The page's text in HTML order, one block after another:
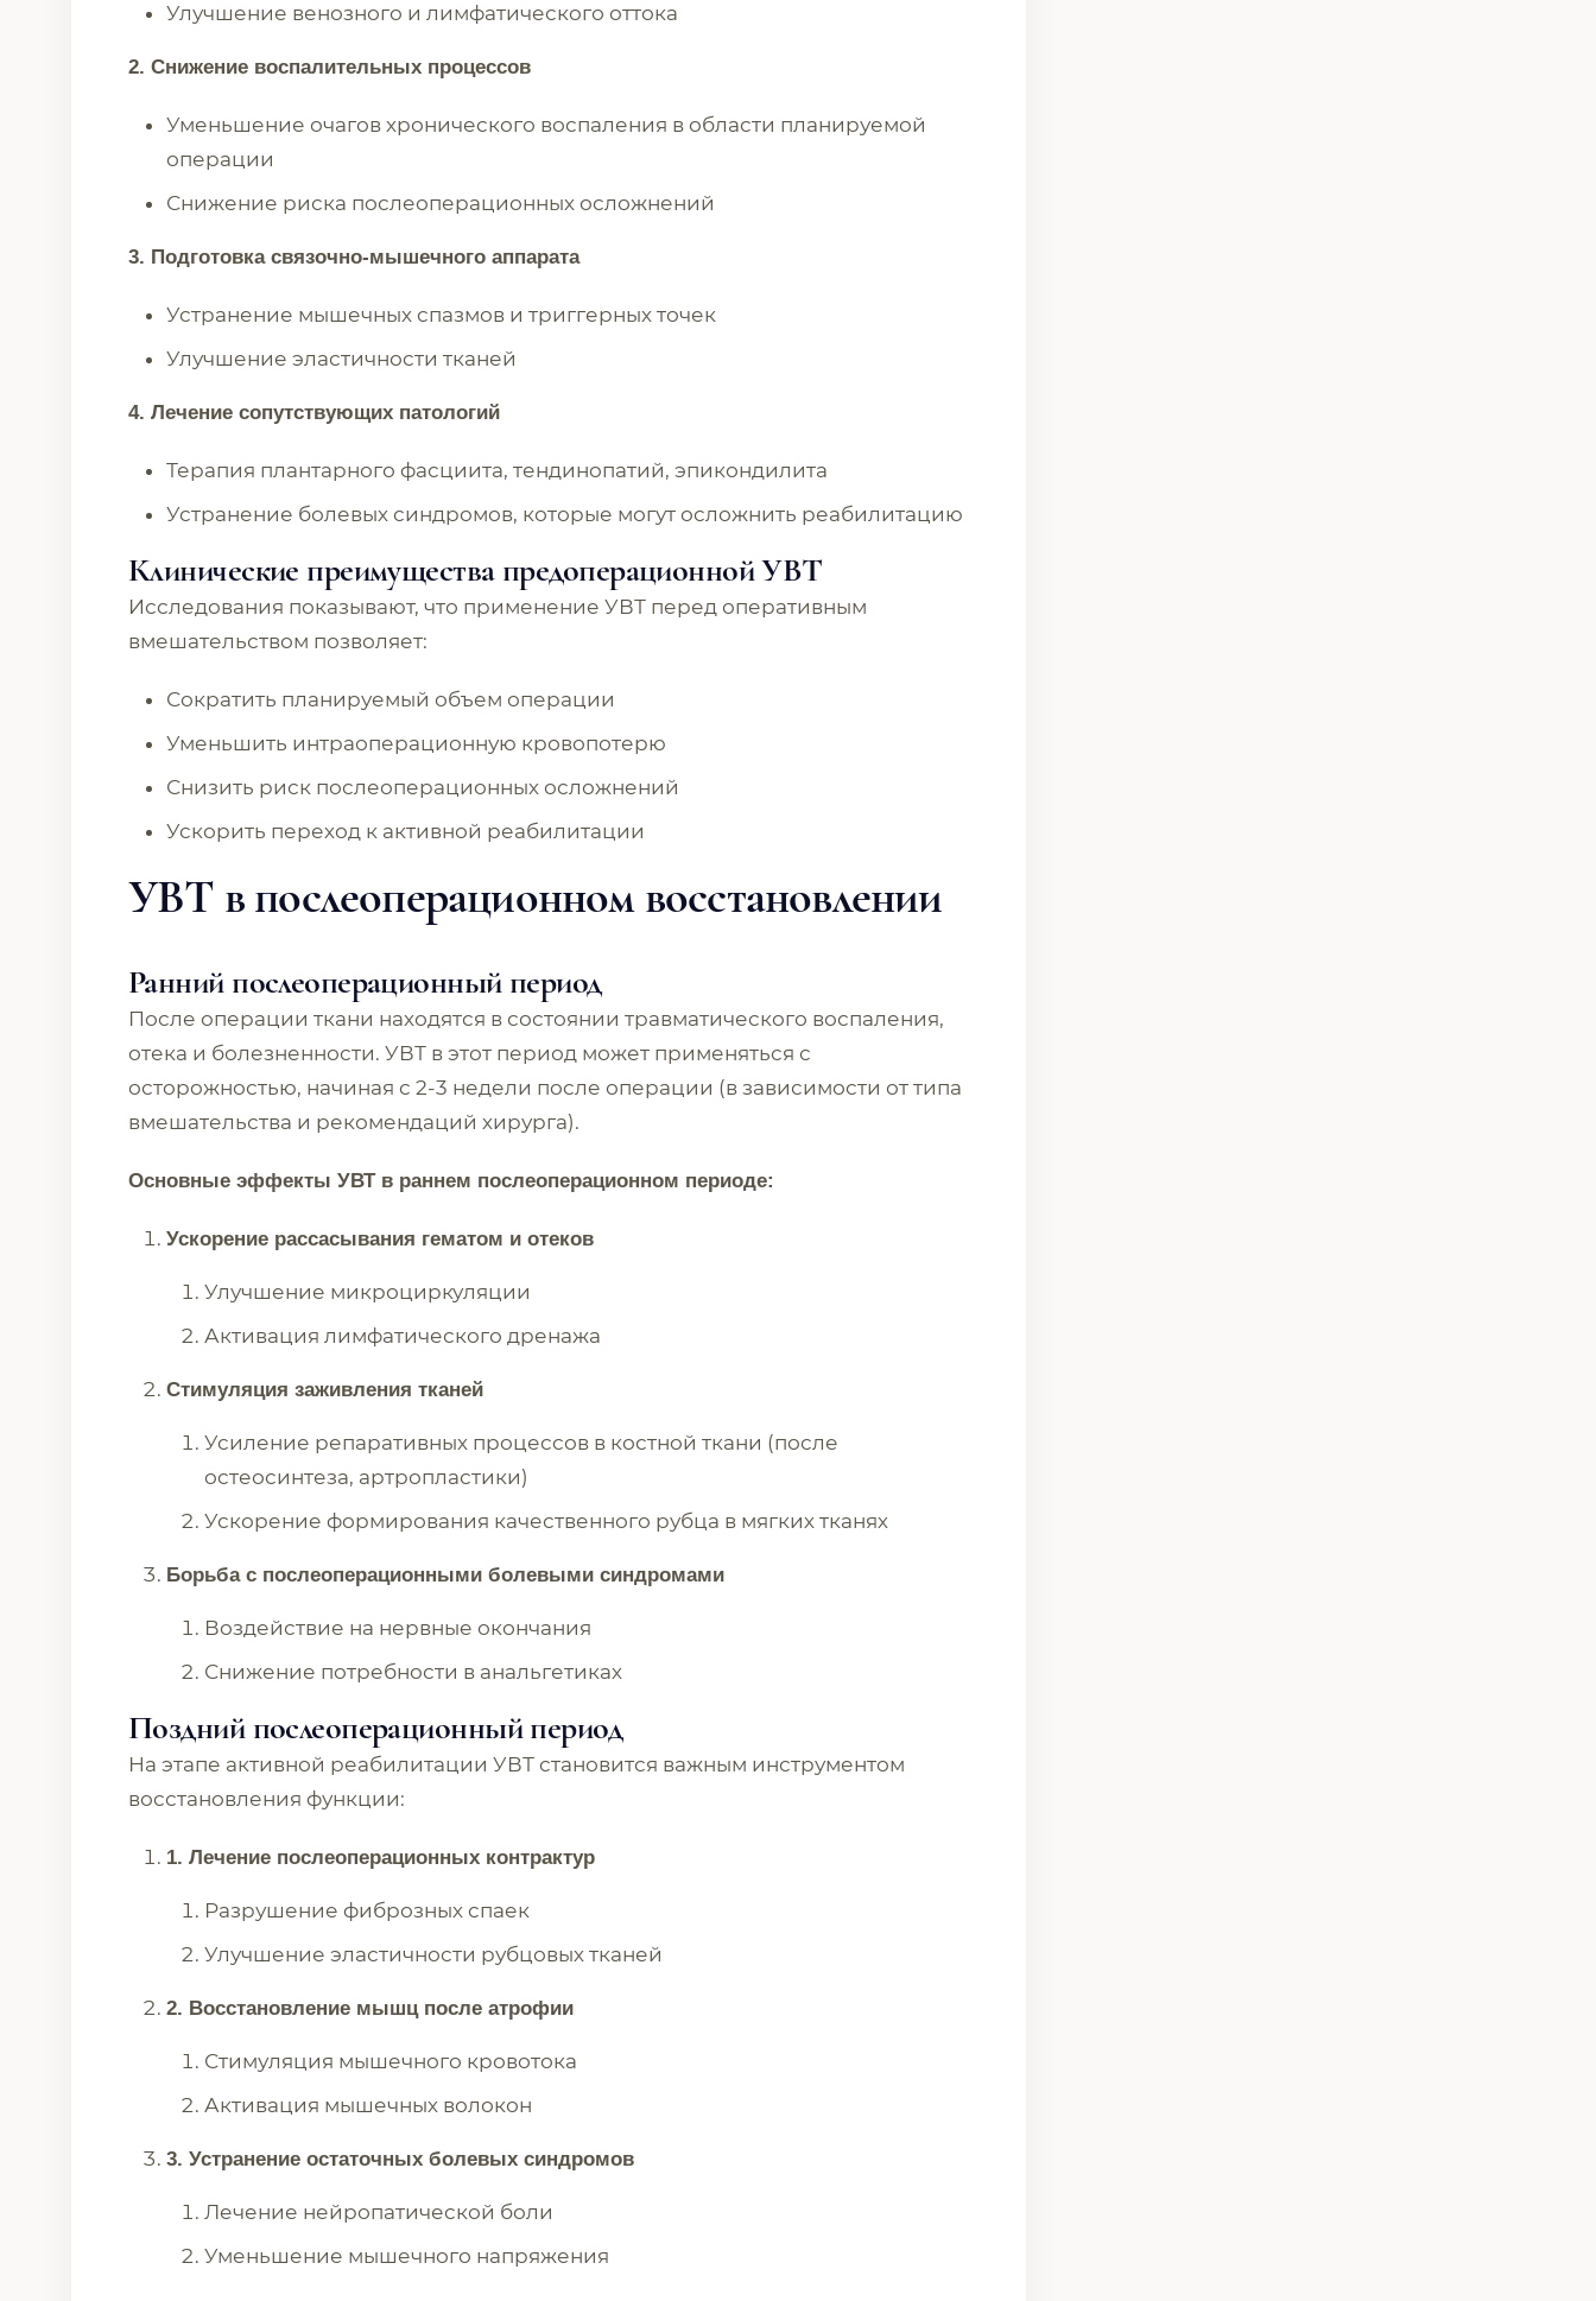
Улучшение венозного и лимфатического оттока
2. Снижение воспалительных процессов
Уменьшение очагов хронического воспаления в области планируемой
операции
Снижение риска послеоперационных осложнений
3. Подготовка связочно-мышечного аппарата
Устранение мышечных спазмов и триггерных точек
Улучшение эластичности тканей
4. Лечение сопутствующих патологий
Терапия плантарного фасциита, тендинопатий, эпикондилита
Устранение болевых синдромов, которые могут осложнить реабилитацию
Клинические преимущества предоперационной УВТ
Исследования показывают, что применение УВТ перед оперативным
вмешательством позволяет:
Сократить планируемый объем операции
Уменьшить интраоперационную кровопотерю
Снизить риск послеоперационных осложнений
Ускорить переход к активной реабилитации
УВТ в послеоперационном восстановлении
Ранний послеоперационный период
После операции ткани находятся в состоянии травматического воспаления,
отека и болезненности. УВТ в этот период может применяться с
осторожностью, начиная с 2-3 недели после операции (в зависимости от типа
вмешательства и рекомендаций хирурга).
Основные эффекты УВТ в раннем послеоперационном периоде:
Ускорение рассасывания гематом и отеков
Улучшение микроциркуляции
Активация лимфатического дренажа
Стимуляция заживления тканей
Усиление репаративных процессов в костной ткани (после
остеосинтеза, артропластики)
Ускорение формирования качественного рубца в мягких тканях
Борьба с послеоперационными болевыми синдромами
Воздействие на нервные окончания
Снижение потребности в анальгетиках
Поздний послеоперационный период
На этапе активной реабилитации УВТ становится важным инструментом
восстановления функции:
1. Лечение послеоперационных контрактур
Разрушение фиброзных спаек
Улучшение эластичности рубцовых тканей
2. Восстановление мышц после атрофии
Стимуляция мышечного кровотока
Активация мышечных волокон
3. Устранение остаточных болевых синдромов
Лечение нейропатической боли
Уменьшение мышечного напряжения